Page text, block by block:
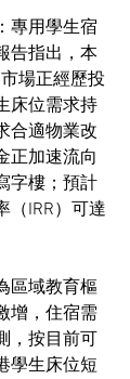
專用學生宿
告指出，本
場正經歷投
床位需求持
合適物業改
正加速流向
字樓；預計
（IRR）可達
區域教育樞
增，住宿需
，按目前可
學生床位短